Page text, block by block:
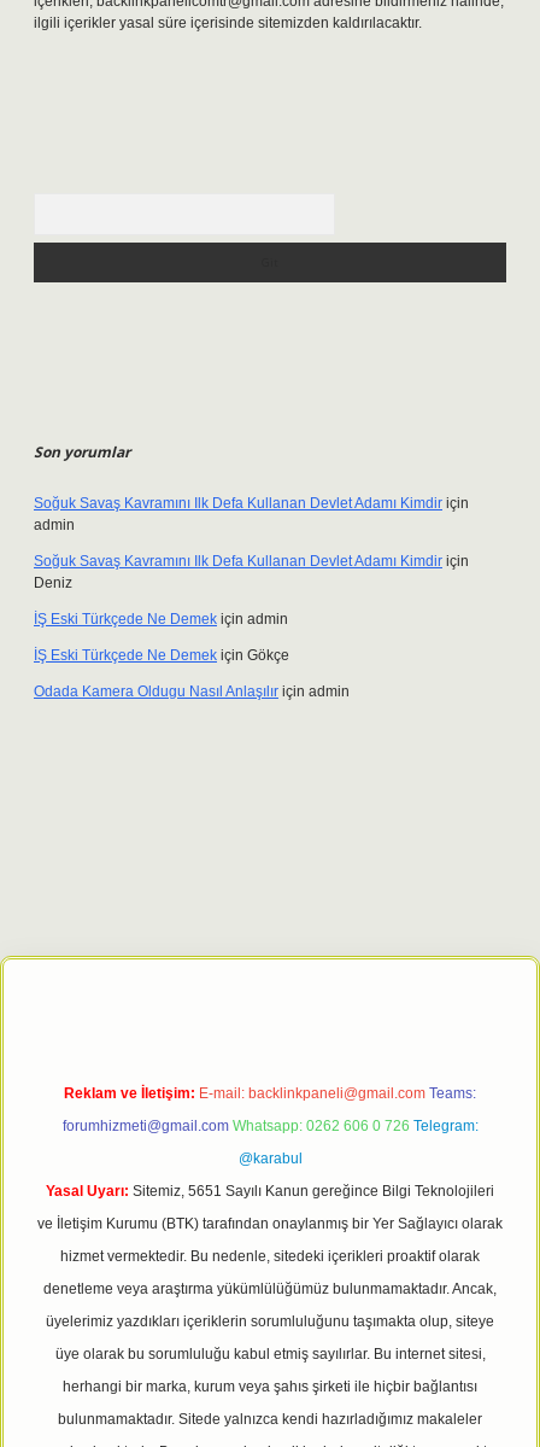
ilgili içerikler yasal süre içerisinde sitemizden kaldırılacaktır.
Son yorumlar
Soğuk Savaş Kavramını Ilk Defa Kullanan Devlet Adamı Kimdir için
admin
Soğuk Savaş Kavramını Ilk Defa Kullanan Devlet Adamı Kimdir için
Deniz
İŞ Eski Türkçede Ne Demek için admin
İŞ Eski Türkçede Ne Demek için Gökçe
Odada Kamera Oldugu Nasıl Anlaşılır için admin
Reklam ve İletişim: E-mail: backlinkpaneli@gmail.com Teams:
forumhizmeti@gmail.com Whatsapp: 0262 606 0 726 Telegram:
@karabul
Yasal Uyarı: Sitemiz, 5651 Sayılı Kanun gereğince Bilgi Teknolojileri
ve İletişim Kurumu (BTK) tarafından onaylanmış bir Yer Sağlayıcı olarak
hizmet vermektedir. Bu nedenle, sitedeki içerikleri proaktif olarak
denetleme veya araştırma yükümlülüğümüz bulunmamaktadır. Ancak,
üyelerimiz yazdıkları içeriklerin sorumluluğunu taşımakta olup, siteye
üye olarak bu sorumluluğu kabul etmiş sayılırlar. Bu internet sitesi,
herhangi bir marka, kurum veya şahıs şirketi ile hiçbir bağlantısı
bulunmamaktadır. Sitede yalnızca kendi hazırladığımız makaleler